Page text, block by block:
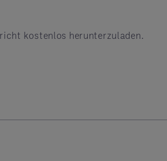
kostenlos herunterzuladen.